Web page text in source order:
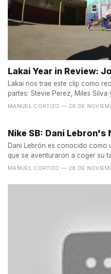
Lakai Year in Review:
Lakai nos trae este clip como
partes: Stevie Perez, Miles
MANUEL CORTIZO — 28 DE
Nike SB: Dani Lebron's
Dani Lebrón es conocido como
que se aventuraron a coger su
MANUEL CORTIZO — 28 DE